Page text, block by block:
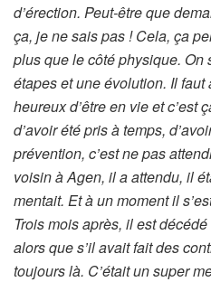
d’érection. Peut-être que
ça, je ne sais pas ! Cela, ça
plus que le côté physique. On
étapes et une évolution. Il
heureux d’être en vie et c’est
d’avoir été pris à temps,
prévention, c’est ne pas
voisin à Agen, il a attendu, il
mentait. Et à un moment il
Trois mois après, il est
alors que s’il avait fait des
toujours là. C’était un super